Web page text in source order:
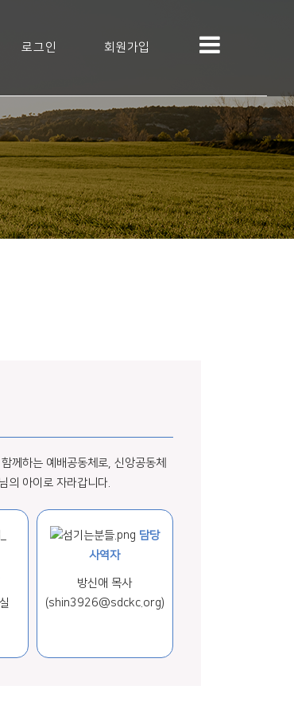
로그인 회원가입
께하는 예배공동체로, 신앙공동체
의 아이로 자라갑니다.
담당
사역자
방신애 목사
(shin3926@sdckc.org)